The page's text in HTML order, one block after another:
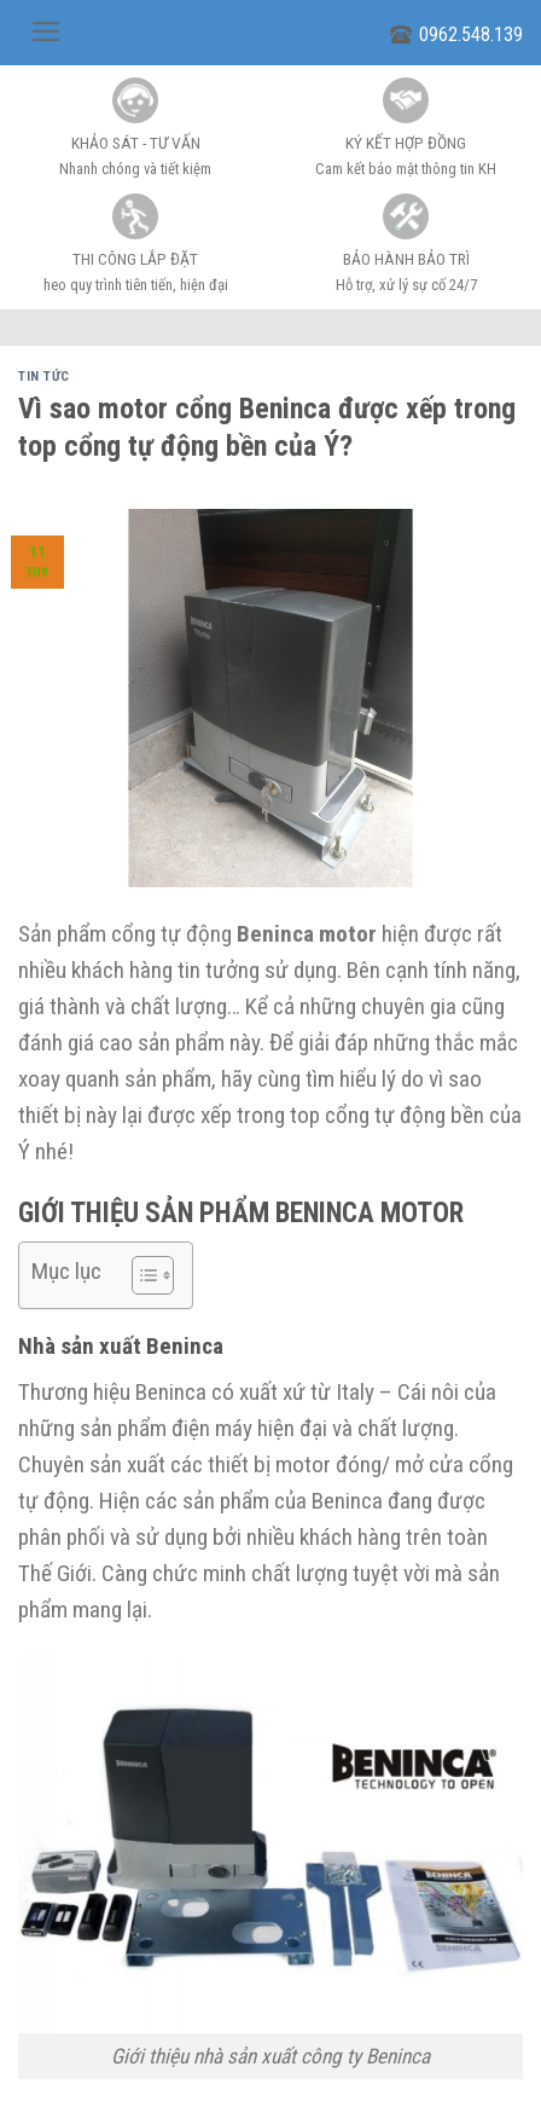
0962.548.139
KHẢO SÁT - TƯ VẤN
Nhanh chóng và tiết kiệm
KÝ KẾT HỢP ĐỒNG
Cam kết bảo mật thông tin KH
THI CÔNG LẮP ĐẶT
heo quy trình tiên tiến, hiện đại
BẢO HÀNH BẢO TRÌ
Hỗ trợ, xử lý sự cố 24/7
TIN TỨC
Vì sao motor cổng Beninca được xếp trong
top cổng tự động bền của Ý?
11
TH9
Sản phẩm cổng tự động Beninca motor hiện được rất
nhiều khách hàng tin tưởng sử dụng. Bên cạnh tính năng,
giá thành và chất lượng… Kể cả những chuyên gia cũng
đánh giá cao sản phẩm này. Để giải đáp những thắc mắc
xoay quanh sản phẩm, hãy cùng tìm hiểu lý do vì sao
thiết bị này lại được xếp trong top cổng tự động bền của
Ý nhé!
GIỚI THIỆU SẢN PHẨM BENINCA MOTOR
Mục lục
Nhà sản xuất Beninca
Thương hiệu Beninca có xuất xứ từ Italy – Cái nôi của
những sản phẩm điện máy hiện đại và chất lượng.
Chuyên sản xuất các thiết bị motor đóng/ mở cửa cổng
tự động. Hiện các sản phẩm của Beninca đang được
phân phối và sử dụng bởi nhiều khách hàng trên toàn
Thế Giới. Càng chức minh chất lượng tuyệt vời mà sản
phẩm mang lại.
Giới thiệu nhà sản xuất công ty Beninca